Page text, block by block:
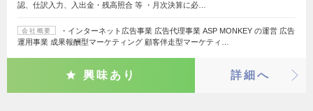
認、仕訳入力、入出金・残高照合 等 ・月次決算に必…
会社概要
・インターネット広告事業 広告代理事業 ASP MONKEY の運営 広告
運用事業 成果報酬型マーケティング 顧客伴走型マーケティ…
興味あり 詳細へ